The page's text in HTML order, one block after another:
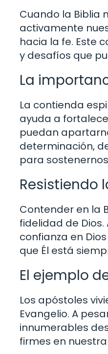
Cuando la Biblia
activamente
hacia la fe. Este
y desafíos que
La
La contienda
ayuda a
puedan
determinación,
para
Resistiendo
Contender en la
fidelidad de
confianza en
que Él está
El ejemplo
Los apóstoles
Evangelio. A
innumerables
firmes en